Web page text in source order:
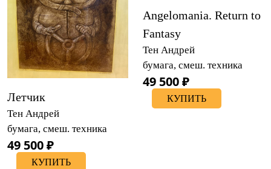
Летчик
Тен Андрей
бумага, смеш. техника
49 500 ₽
КУПИТЬ
Angelomania. Return to
Fantasy
Тен Андрей
бумага, смеш. техника
49 500 ₽
КУПИТЬ